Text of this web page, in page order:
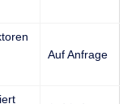
Auf Anfrage